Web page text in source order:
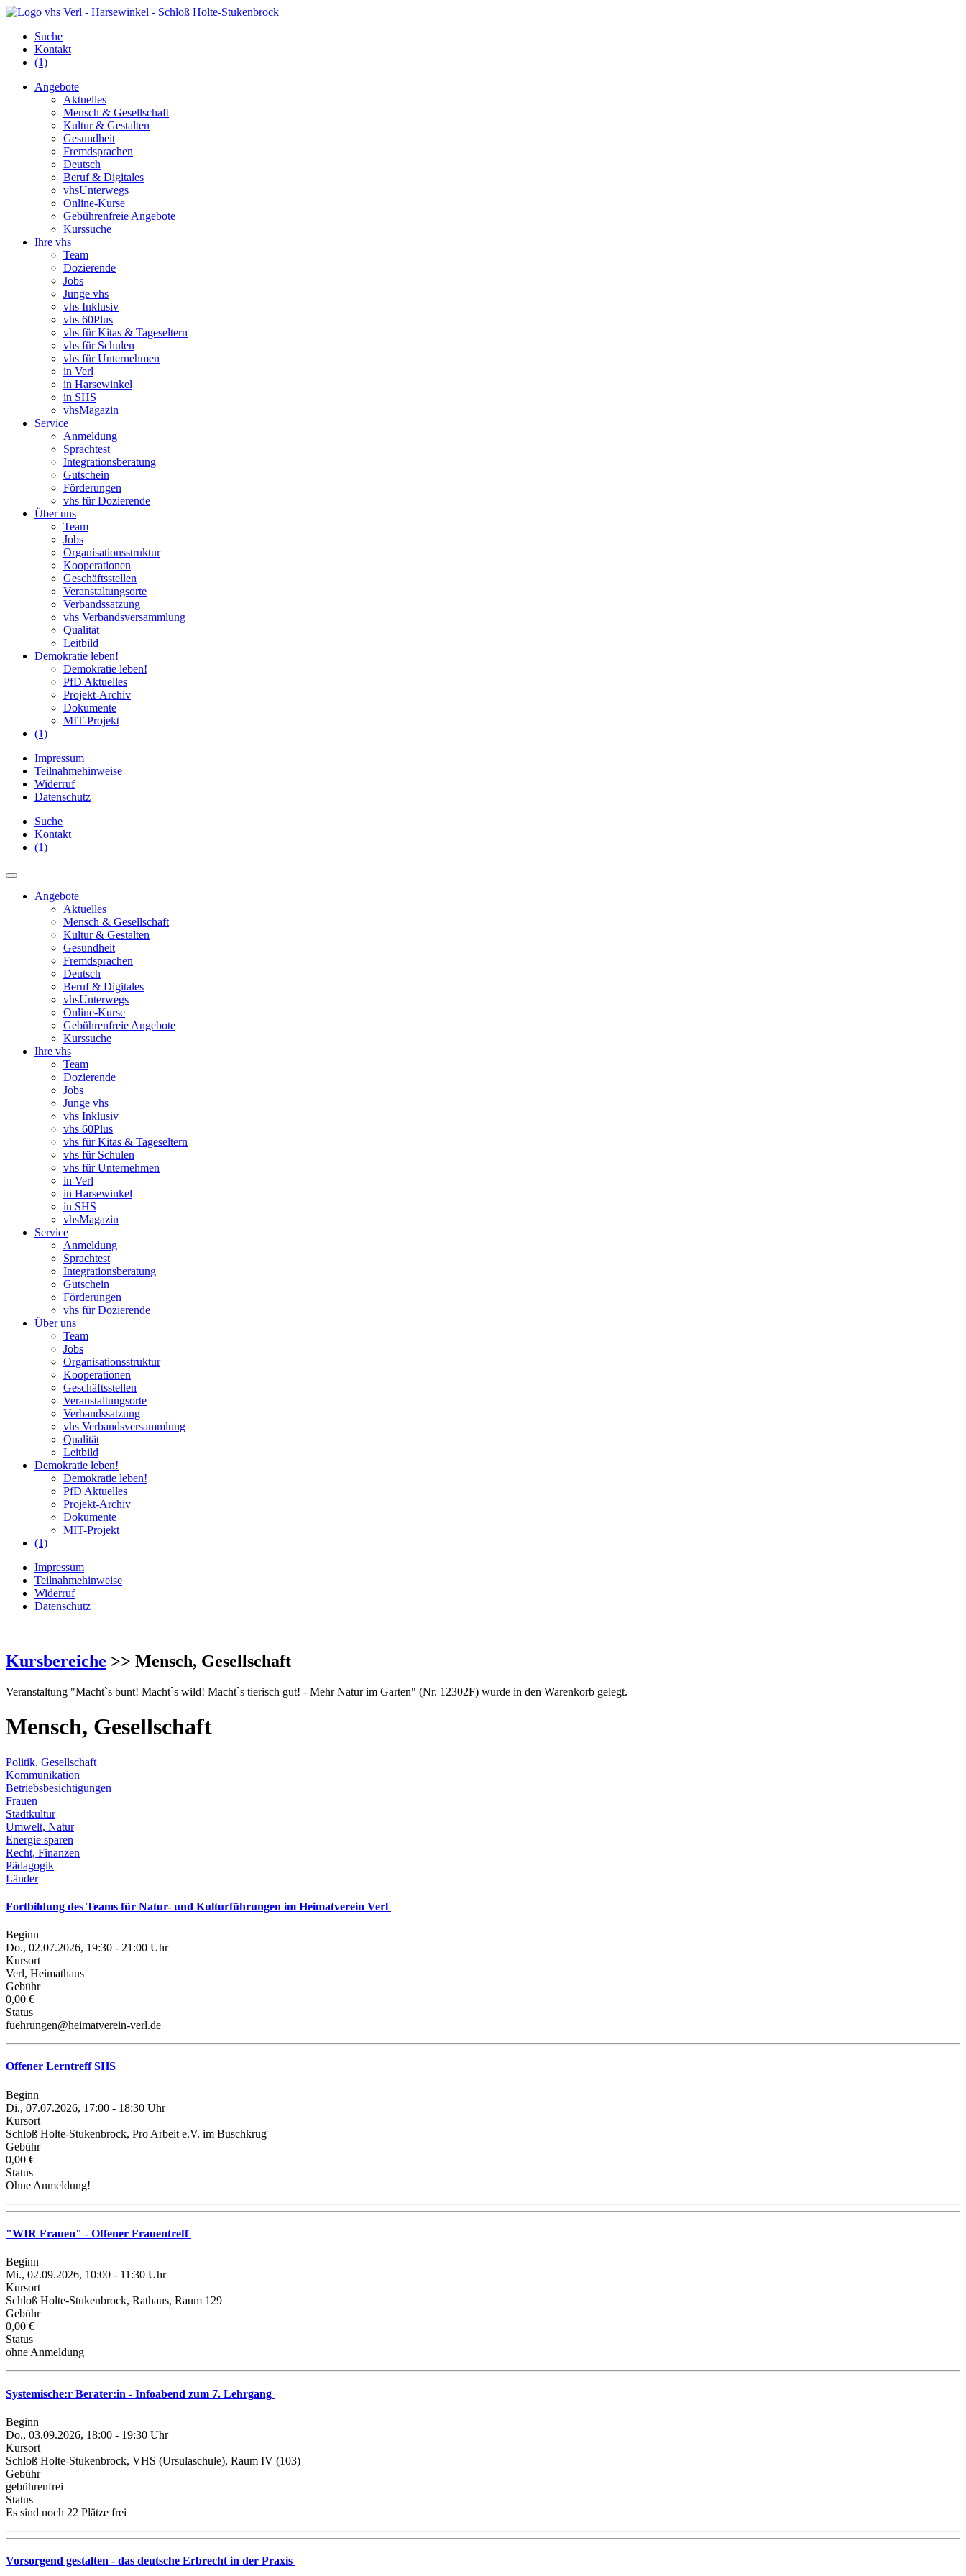
Suche
Kontakt
(1)
Angebote
Aktuelles
Mensch & Gesellschaft
Kultur & Gestalten
Gesundheit
Fremdsprachen
Deutsch
Beruf & Digitales
vhsUnterwegs
Online-Kurse
Gebührenfreie Angebote
Kurssuche
Ihre vhs
Team
Dozierende
Jobs
Junge vhs
vhs Inklusiv
vhs 60Plus
vhs für Kitas & Tageseltern
vhs für Schulen
vhs für Unternehmen
in Verl
in Harsewinkel
in SHS
vhsMagazin
Service
Anmeldung
Sprachtest
Integrationsberatung
Gutschein
Förderungen
vhs für Dozierende
Über uns
Team
Jobs
Organisationsstruktur
Kooperationen
Geschäftsstellen
Veranstaltungsorte
Verbandssatzung
vhs Verbandsversammlung
Qualität
Leitbild
Demokratie leben!
Demokratie leben!
PfD Aktuelles
Projekt-Archiv
Dokumente
MIT-Projekt
(1)
Impressum
Teilnahmehinweise
Widerruf
Datenschutz
Suche
Kontakt
(1)
Angebote
Aktuelles
Mensch & Gesellschaft
Kultur & Gestalten
Gesundheit
Fremdsprachen
Deutsch
Beruf & Digitales
vhsUnterwegs
Online-Kurse
Gebührenfreie Angebote
Kurssuche
Ihre vhs
Team
Dozierende
Jobs
Junge vhs
vhs Inklusiv
vhs 60Plus
vhs für Kitas & Tageseltern
vhs für Schulen
vhs für Unternehmen
in Verl
in Harsewinkel
in SHS
vhsMagazin
Service
Anmeldung
Sprachtest
Integrationsberatung
Gutschein
Förderungen
vhs für Dozierende
Über uns
Team
Jobs
Organisationsstruktur
Kooperationen
Geschäftsstellen
Veranstaltungsorte
Verbandssatzung
vhs Verbandsversammlung
Qualität
Leitbild
Demokratie leben!
Demokratie leben!
PfD Aktuelles
Projekt-Archiv
Dokumente
MIT-Projekt
(1)
Impressum
Teilnahmehinweise
Widerruf
Datenschutz
Kursbereiche >> Mensch, Gesellschaft
Veranstaltung "Macht`s bunt! Macht`s wild! Macht`s tierisch gut! - Mehr Natur im Garten" (Nr. 12302F) wurde in den Warenkorb gelegt.
Mensch, Gesellschaft
Politik, Gesellschaft
Kommunikation
Betriebsbesichtigungen
Frauen
Stadtkultur
Umwelt, Natur
Energie sparen
Recht, Finanzen
Pädagogik
Länder
Fortbildung des Teams für Natur- und Kulturführungen im Heimatverein Verl
Beginn
Do., 02.07.2026, 19:30 - 21:00 Uhr
Kursort
Verl, Heimathaus
Gebühr
0,00 €
Status
fuehrungen@heimatverein-verl.de
Offener Lerntreff SHS
Beginn
Di., 07.07.2026, 17:00 - 18:30 Uhr
Kursort
Schloß Holte-Stukenbrock, Pro Arbeit e.V. im Buschkrug
Gebühr
0,00 €
Status
Ohne Anmeldung!
"WIR Frauen" - Offener Frauentreff
Beginn
Mi., 02.09.2026, 10:00 - 11:30 Uhr
Kursort
Schloß Holte-Stukenbrock, Rathaus, Raum 129
Gebühr
0,00 €
Status
ohne Anmeldung
Systemische:r Berater:in - Infoabend zum 7. Lehrgang
Beginn
Do., 03.09.2026, 18:00 - 19:30 Uhr
Kursort
Schloß Holte-Stukenbrock, VHS (Ursulaschule), Raum IV (103)
Gebühr
gebührenfrei
Status
Es sind noch 22 Plätze frei
Vorsorgend gestalten - das deutsche Erbrecht in der Praxis